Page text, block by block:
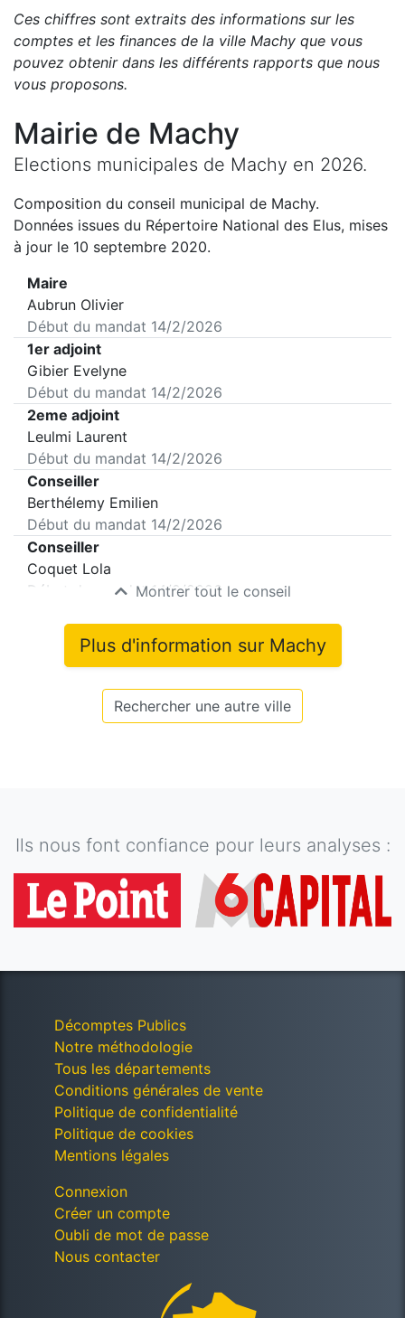
Ces chiffres sont extraits des informations sur les
comptes et les finances de la ville Machy que vous
pouvez obtenir dans les différents rapports que nous
vous proposons.
Mairie de Machy
Elections municipales de Machy en 2026.
Composition du conseil municipal de Machy.
Données issues du Répertoire National des Elus, mises
à jour le 10 septembre 2020.
Maire
Aubrun Olivier
Début du mandat 14/2/2026
1er adjoint
Gibier Evelyne
Début du mandat 14/2/2026
2eme adjoint
Leulmi Laurent
Début du mandat 14/2/2026
Conseiller
Berthélemy Emilien
Début du mandat 14/2/2026
Conseiller
Coquet Lola
Début du mandat14/2/2026
Montrer tout le conseil
Plus d'information sur Machy
Rechercher une autre ville
Ils nous font confiance pour leurs analyses :
Décomptes Publics
Notre méthodologie
Tous les départements
Conditions générales de vente
Politique de confidentialité
Politique de cookies
Mentions légales
Connexion
Créer un compte
Oubli de mot de passe
Nous contacter